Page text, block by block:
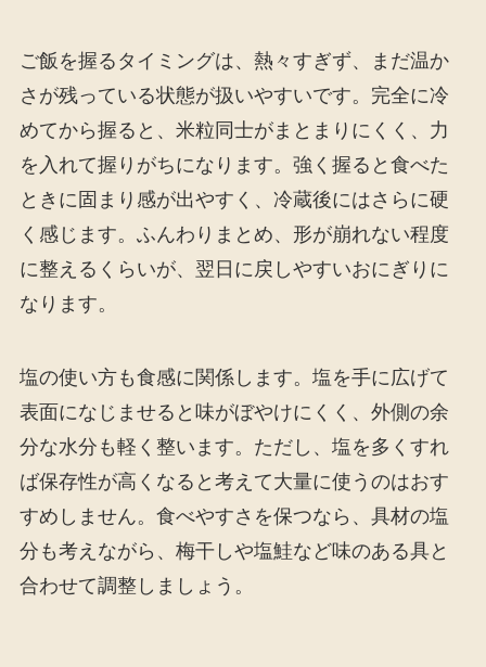
ご飯を握るタイミングは、熱々すぎず、まだ温か
さが残っている状態が扱いやすいです。完全に冷
めてから握ると、米粒同士がまとまりにくく、力
を入れて握りがちになります。強く握ると食べた
ときに固まり感が出やすく、冷蔵後にはさらに硬
く感じます。ふんわりまとめ、形が崩れない程度
に整えるくらいが、翌日に戻しやすいおにぎりに
なります。
塩の使い方も食感に関係します。塩を手に広げて
表面になじませると味がぼやけにくく、外側の余
分な水分も軽く整います。ただし、塩を多くすれ
ば保存性が高くなると考えて大量に使うのはおす
すめしません。食べやすさを保つなら、具材の塩
分も考えながら、梅干しや塩鮭など味のある具と
合わせて調整しましょう。